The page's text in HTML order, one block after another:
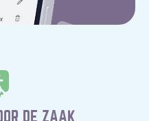
DE ZAAK